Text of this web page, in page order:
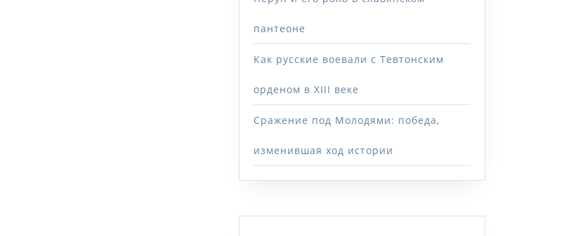
пантеоне
Как русские воевали с Тевтонским
орденом в XIII веке
Сражение под Молодями: победа,
изменившая ход истории